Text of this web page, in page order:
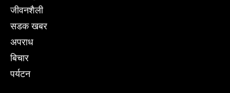
जीवनशैली
सडक खबर
अपराध
बिचार
पर्यटन